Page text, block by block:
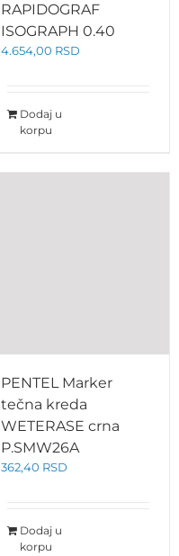
RAPIDOGRAF
ISOGRAPH 0.40
4.654,00 RSD
Dodaj u
korpu
PENTEL Marker
tečna kreda
WETERASE crna
P.SMW26A
362,40 RSD
Dodaj u
korpu